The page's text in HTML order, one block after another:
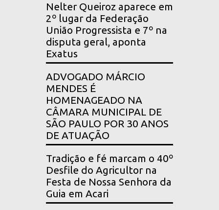
Nelter Queiroz aparece em
2º lugar da Federação
União Progressista e 7º na
disputa geral, aponta
Exatus
ADVOGADO MÁRCIO
MENDES É
HOMENAGEADO NA
CÂMARA MUNICIPAL DE
SÃO PAULO POR 30 ANOS
DE ATUAÇÃO
Tradição e fé marcam o 40º
Desfile do Agricultor na
Festa de Nossa Senhora da
Guia em Acari